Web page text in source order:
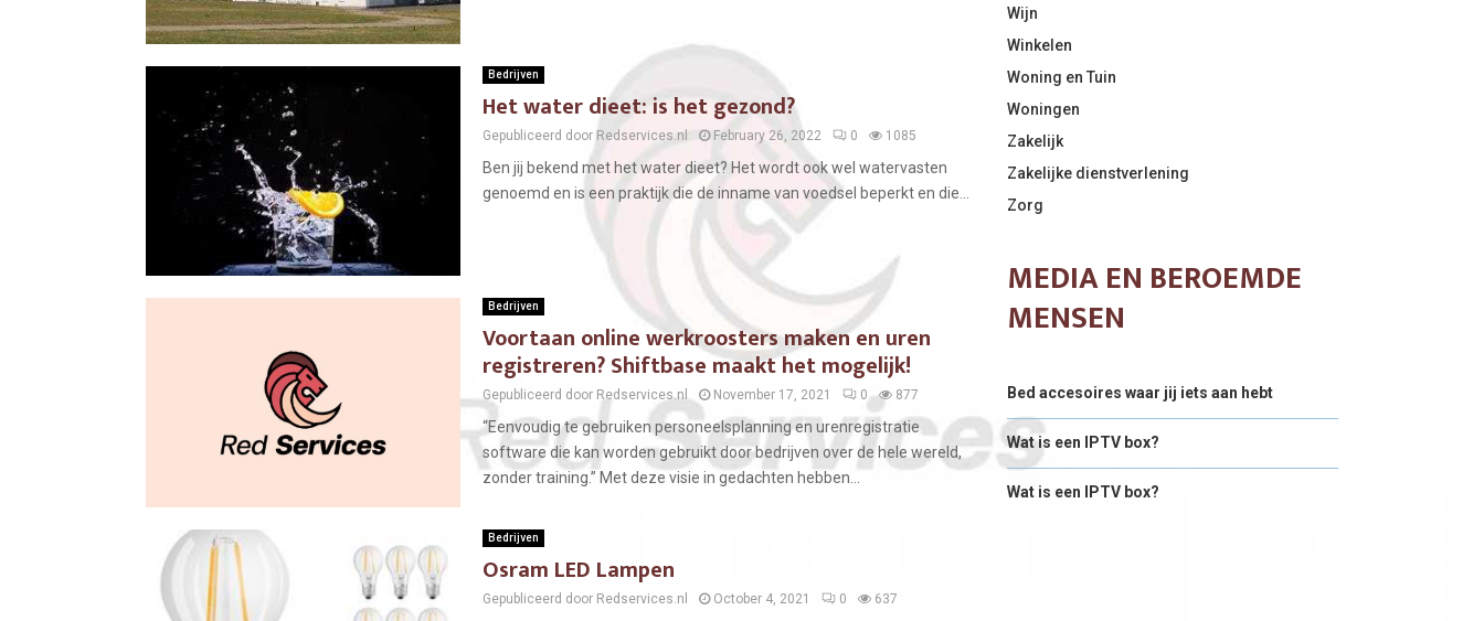
Bedrijven
Het water dieet: is het gezond?
Gepubliceerd door Redservices.nl February 26, 2022 0 1085
Ben jij bekend met het water dieet? Het wordt ook wel watervasten
genoemd en is een praktijk die de inname van voedsel beperkt en die...
Bedrijven
Voortaan online werkroosters maken en uren
registreren? Shiftbase maakt het mogelijk!
Gepubliceerd door Redservices.nl November 17, 2021 0 877
“Eenvoudig te gebruiken personeelsplanning en urenregistratie
software die kan worden gebruikt door bedrijven over de hele wereld,
zonder training.” Met deze visie in gedachten hebben...
Bedrijven
Osram LED Lampen
Gepubliceerd door Redservices.nl October 4, 2021 0 637
Wijn
Winkelen
Woning en Tuin
Woningen
Zakelijk
Zakelijke dienstverlening
Zorg
MEDIA EN BEROEMDE
MENSEN
Bed accesoires waar jij iets aan hebt
Wat is een IPTV box?
Wat is een IPTV box?